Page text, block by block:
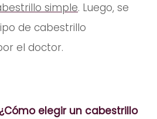
simple. Luego, se
de cabestrillo
el doctor.
¿Cómo elegir un cabestrillo